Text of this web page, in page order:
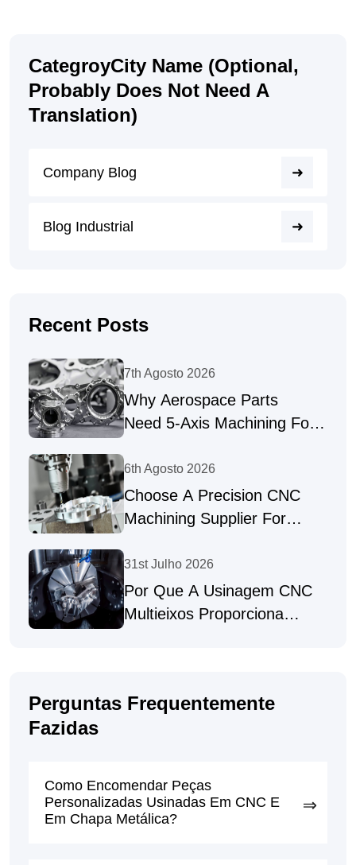
CategroyCity Name (optional,
Probably Does Not Need A
Translation)
Company Blog
Blog Industrial
Recent Posts
7th Agosto 2026
Why Aerospace Parts
Need 5-Axis Machining For
6th Agosto 2026
Choose A Precision CNC
Machining Supplier For
31st Julho 2026
Por Que A Usinagem CNC
Multieixos Proporciona
Perguntas Frequentemente
Fazidas
Como Encomendar Peças
Personalizadas Usinadas Em CNC E
Em Chapa Metálica?